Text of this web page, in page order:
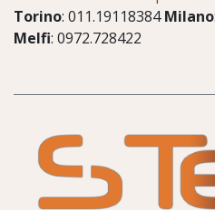
Torino: 011.19118384Milano
Melfi: 0972.728422